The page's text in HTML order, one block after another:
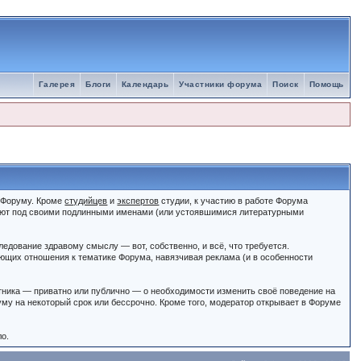
Помощь
Поиск
Участники форума
Календарь
Блоги
Галерея
Форуму. Кроместудийцев иэкспертов студии, к участию в работе Форума
под своими подлинными именами (или устоявшимися литературными
здравому смыслу — вот, собственно, и всё, что требуется.
отношения к тематике Форума, навязчивая реклама (и в особенности
— приватно или публично — о необходимости изменить своё поведение на
на некоторый срок или бессрочно. Кроме того, модератор открывает в Форуме